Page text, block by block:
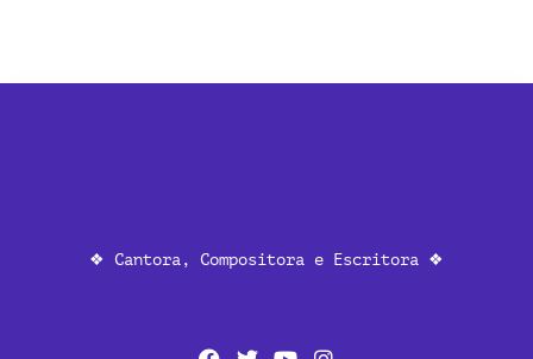
❖ Cantora, Compositora e Escritora ❖